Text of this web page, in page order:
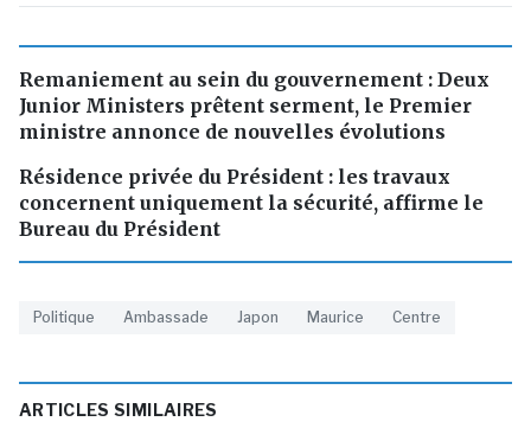
Remaniement au sein du gouvernement : Deux
Junior Ministers prêtent serment, le Premier
ministre annonce de nouvelles évolutions
Résidence privée du Président : les travaux
concernent uniquement la sécurité, affirme le
Bureau du Président
Politique Ambassade Japon Maurice Centre
ARTICLES SIMILAIRES